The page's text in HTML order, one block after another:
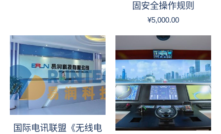
固安全操作规则
¥5,000.00
国际电讯联盟《无线电